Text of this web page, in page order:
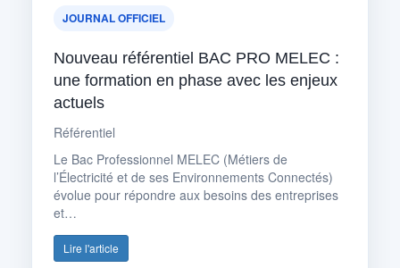
JOURNAL OFFICIEL
Nouveau référentiel BAC PRO MELEC :
une formation en phase avec les enjeux
actuels
Référentiel
Le Bac Professionnel MELEC (Métiers de
l’Électricité et de ses Environnements Connectés)
évolue pour répondre aux besoins des entreprises
et…
Lire l'article